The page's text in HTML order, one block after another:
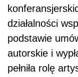
działalności
podstawie
autorskie i
pełniła rolę